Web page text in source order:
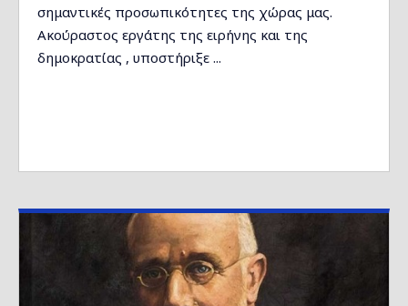
σημαντικές προσωπικότητες της χώρας μας.
Ακούραστος εργάτης της ειρήνης και της
δημοκρατίας , υποστήριξε ...